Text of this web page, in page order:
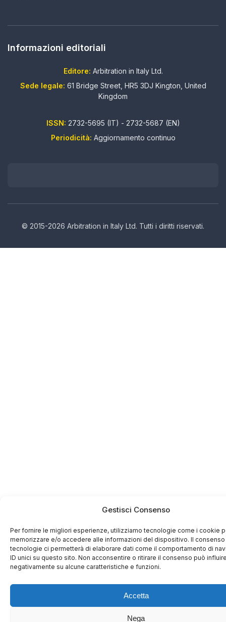
Gestisci Consenso
Per fornire le migliori esperienze, utilizziamo tecnologie come i cookie
memorizzare e/o accedere alle informazioni del dispositivo. Il
tecnologie ci permetterà di elaborare dati come il comportamento di
ID unici su questo sito. Non acconsentire o ritirare il consenso può
negativamente su alcune caratteristiche e funzioni.
Accetta
Nega
Informazioni editoriali
Editore: Arbitration in Italy Ltd.
Sede legale: 61 Bridge Street, HR5 3DJ Kington, United
Kingdom
ISSN: 2732-5695 (IT) - 2732-5687 (EN)
Periodicità: Aggiornamento continuo
© 2015-2026 Arbitration in Italy Ltd. Tutti i diritti riservati.